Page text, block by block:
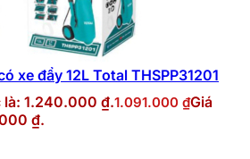
xe đẩy 12L Total THSPP31201
là: 1.240.000 ₫.1.091.000 ₫Giá
₫.